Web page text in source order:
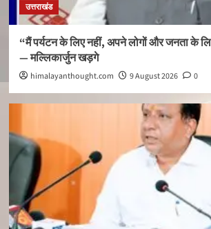
उत्तराखंड
“मैं पर्यटन के लिए नहीं, अपने लोगों और जनता के
— मल्लिकार्जुन खड़गे
himalayanthought.com 9 August 2026 0